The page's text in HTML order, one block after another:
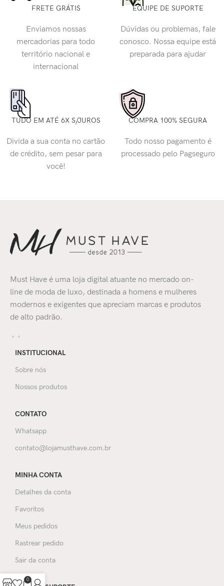
FRETE GRÁTIS
Enviamos nossas
mercadorias para todo
território nacional e
internacional
EQUIPE DE SUPORTE
Dúvidas ou problemas, fale
conosco. Nossa equipe está
preparada para ajudar
TUDO EM ATÉ 6X S/JUROS
Divida a sua conta no cartão
de crédito, sem pesar para
você!
COMPRA 100% SEGURA
Todo nosso pagamento é
processado pelo Pagseguro
Must Have é uma loja digital atuante no mercado on-
line de moda de luxo, destinada a homens e mulheres
modernos e exigentes que apreciam marcas e produtos
de alto padrão.
INSTITUCIONAL
Sobre nós
Nossos produtos
CONTATO
Whatsapp
contato@lojamusthave.com.br
MINHA CONTA
Detalhes da conta
Favoritos
Meus pedidos
Rastrear pedido
Sair da conta
0